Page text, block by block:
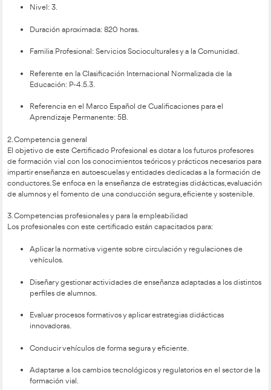
Espacios y equipamientos mínimos.
Módulos profesionales del Certificado Profesional.
Este Certificado Profesional es reconocido a nivel nacional
Denominación:Certificado de aptitud de profesor
Código: SSC_C_016_5B.
Título de Formación Profesional Vinculado: Técnico
Formación para la Movilidad Segura y Sostenible.
Nivel: 3.
Duración aproximada: 820 horas.
Familia Profesional: Servicios Socioculturales y a la
Educación: P-4.5.3.
Referencia en el Marco Español de Cualificaciones
Aprendizaje Permanente: 5B.